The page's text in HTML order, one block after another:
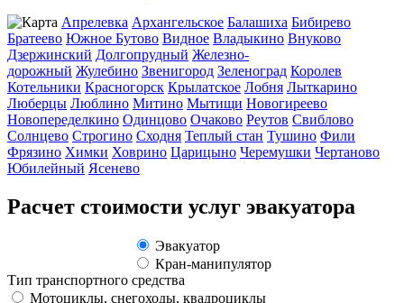
Апрелевка Архангельское Балашиха Бибирево
Братеево Южное Бутово Видное Владыкино Внуково
Дзержинский Долгопрудный Железно-
дорожный Жулебино Звенигород Зеленоград Королев
Котельники Красногорск Крылатское Лобня Лыткарино
Люберцы Люблино Митино Мытищи Новогиреево
Новопеределкино Одинцово Очаково Реутов Свиблово
Солнцево Строгино Сходня Теплый стан Тушино Фили
Фрязино Химки Ховрино Царицыно Черемушки Чертаново
Юбилейный Ясенево
Расчет стоимости услуг эвакуатора
Эвакуатор
Кран-манипулятор
Тип транспортного средства
Мотоциклы, снегоходы, квадроциклы